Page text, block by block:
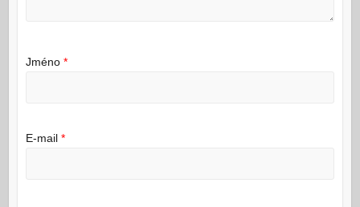
Jméno *
E-mail *